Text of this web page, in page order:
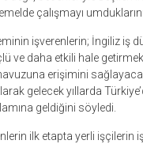
çalışmayı
işverenlerin; İngiliz iş
ve daha etkili hale
erişimini
gelecek yıllarda
geldiğini söyledi.
ilk etapta yerli işçilerin